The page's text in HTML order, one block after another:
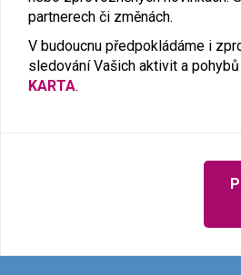
partnerech či změnách.
V budoucnu předpokládáme i
sledování Vašich aktivit a
KARTA.